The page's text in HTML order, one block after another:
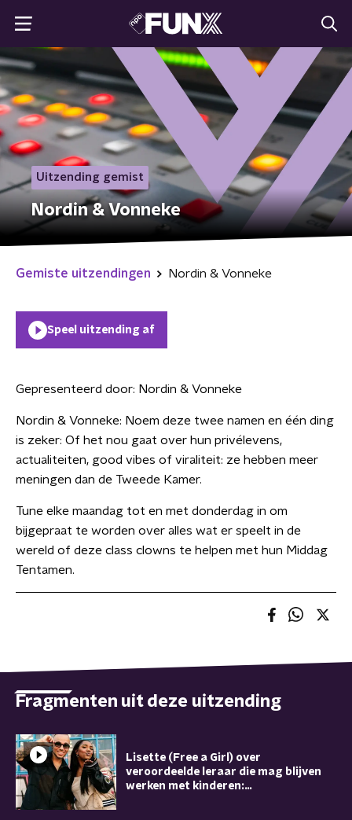
Uitzending gemist
Nordin & Vonneke
Gemiste uitzendingen Nordin & Vonneke
Speel uitzending af
Gepresenteerd door: Nordin & Vonneke
Nordin & Vonneke: Noem deze twee namen en één ding
is zeker: Of het nou gaat over hun privélevens,
actualiteiten, good vibes of viraliteit: ze hebben meer
meningen dan de Tweede Kamer.
Tune elke maandag tot en met donderdag in om
bijgepraat te worden over alles wat er speelt in de
wereld of deze class clowns te helpen met hun Middag
Tentamen.
Fragmenten uit deze uitzending
Lisette (Free a Girl) over
veroordeelde leraar die mag blijven
werken met kinderen: